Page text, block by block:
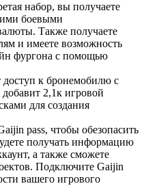
набор, вы получаете
боевыми
Также получаете
и имеете возможность
фургона с помощью
доступ к бронемобилю с
2,1к игровой
для создания
pass, чтобы обезопасить
получать информацию
а также сможете
Подключите Gaijin
вашего игрового